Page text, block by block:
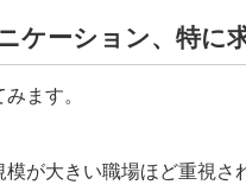
ケーション、特に
ます。
模が大きい職場ほど重視